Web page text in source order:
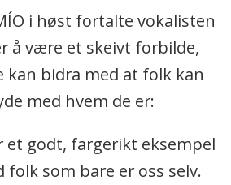
i høst fortalte vokalisten
å være et skeivt forbilde,
kan bidra med at folk kan
med hvem de er:
et godt, fargerikt eksempel
folk som bare er oss selv.